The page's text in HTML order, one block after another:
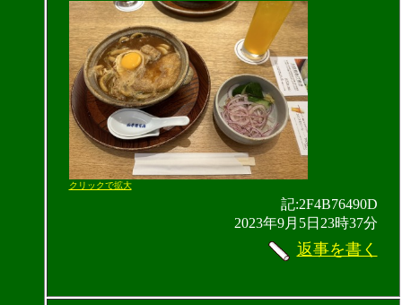
クリックで拡大
記:2F4B76490D
2023年9月5日23時37分
返事を書く